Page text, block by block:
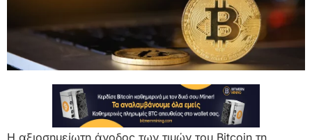
Η αξιοσημείωτη άνοδος των τιμών του Bitcoin τη